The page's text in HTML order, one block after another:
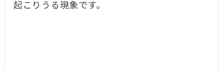
起こりうる現象です。